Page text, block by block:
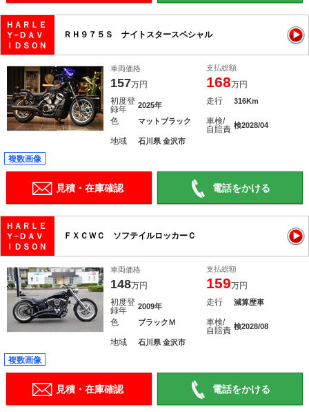
ＨＡＲＬＥ
Ｙ−ＤＡＶ
ＩＤＳＯＮ
ＲＨ９７５Ｓ ナイトスタースペシャル
車両価格
157万円
支払総額
168万円
初度登
録年
2025年 走行 316Km
色 マットブラック
車検/
自賠責 検2028/04
地域 石川県 金沢市
複数画像
見積・在庫確認 電話をかける
ＨＡＲＬＥ
Ｙ−ＤＡＶ
ＩＤＳＯＮ
ＦＸＣＷＣ ソフテイルロッカーＣ
車両価格
148万円
支払総額
159万円
初度登
録年
2009年 走行 減算歴車
色 ブラックＭ
車検/
自賠責 検2028/08
地域 石川県 金沢市
複数画像
見積・在庫確認 電話をかける